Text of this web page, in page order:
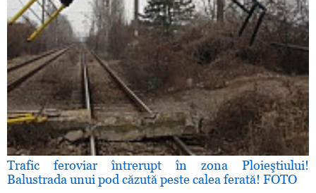
Trafic feroviar întrerupt în zona Ploieştiului!
Balustrada unui pod căzută peste calea ferată! FOTO